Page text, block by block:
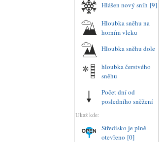
Hlášen nový sníh [9]
Hloubka sněhu na
horním vleku
Hloubka sněhu dole
hloubka čerstvého
sněhu
Počet dní od
posledního sněžení
Ukaž kde:
Středisko je plně
otevřeno [0]